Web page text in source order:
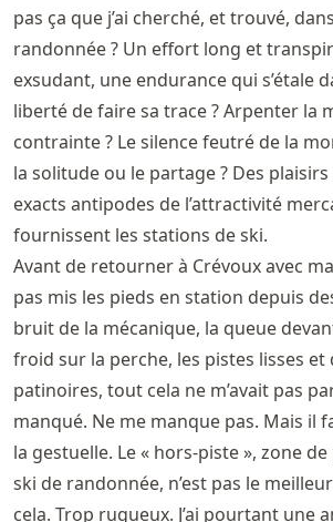
pas ça que j’ai cherché, et trouvé,
randonnée ? Un effort long et
exsudant, une endurance qui s’étale
liberté de faire sa trace ? Arpenter la
contrainte ? Le silence feutré de la
la solitude ou le partage ? Des
exacts antipodes de l’attractivité
fournissent les stations de ski.
Avant de retourner à Crévoux avec ma
pas mis les pieds en station depuis
bruit de la mécanique, la queue
froid sur la perche, les pistes lisses et
patinoires, tout cela ne m’avait pas
manqué. Ne me manque pas. Mais il
la gestuelle. Le « hors-piste », zone
ski de randonnée, n’est pas le
cela. Trop rugueux. J’ai pourtant une